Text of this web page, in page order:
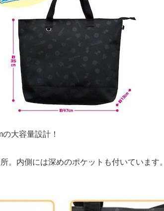
大容量設計！
。内側には深めのポケットも付いています。